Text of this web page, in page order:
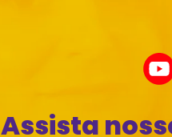
Assista